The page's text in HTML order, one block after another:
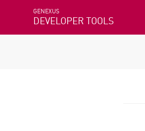
GENEXUS
DEVELOPER TOOLS